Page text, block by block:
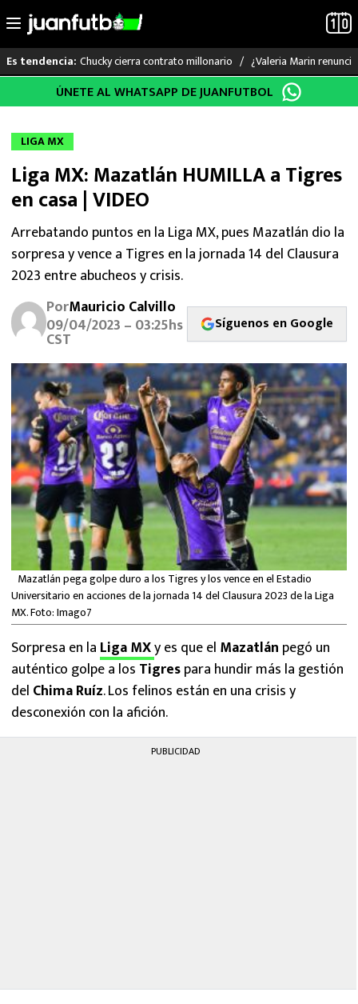
al
Es tendencia: Chucky cierra contrato millonario ¿Valeria Marin
LO ÚLTIMO
LIGA MX
RAYADOS
ATLANTE
FUTBOL INTERNACIONAL
MEXICANOS EN EL EXTRANJERO
FUTBOL ESTUFA
FÓRMULA 1
BOXEO
LIGA MX
NFL
ÚNETE AL WHATSAPP DE JUANFUTBOL
LIGA MX
Liga MX: Mazatlán HUMILLA a Tigres
en casa | VIDEO
Arrebatando puntos en la Liga MX, pues Mazatlán dio la
sorpresa y vence a Tigres en la jornada 14 del Clausura
2023 entre abucheos y crisis.
PorMauricio Calvillo
09/04/2023 – 03:25hs
CST
Síguenos en Google
Mazatlán pega golpe duro a los Tigres y los vence en el Estadio
Universitario en acciones de la jornada 14 del Clausura 2023 de la Liga
MX. Foto: Imago7
Sorpresa en la Liga MXy es que el Mazatlán pegó un
auténtico golpe a los Tigrespara hundir más la gestión
del Chima Ruíz. Los felinos están en una crisis y
desconexión con la afición.
PUBLICIDAD